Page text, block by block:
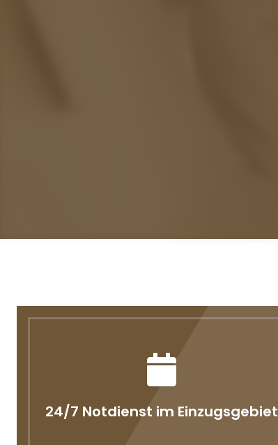
24/7 Notdienst im Einzugsgebiet